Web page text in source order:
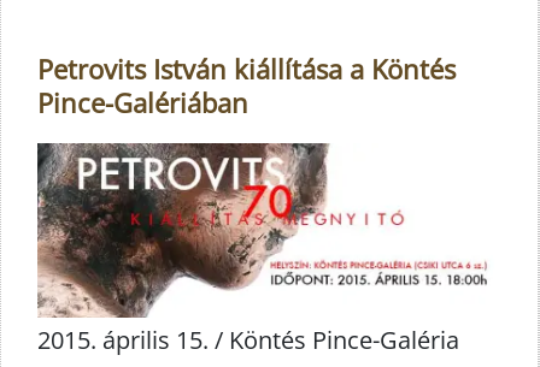
Petrovits István kiállítása a Köntés
Pince-Galériában
2015. április 15. / Köntés Pince-Galéria